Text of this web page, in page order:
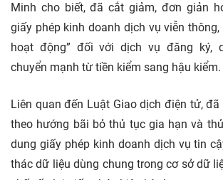
Minh cho biết, đã cắt giảm, đơn giản
giấy phép kinh doanh dịch vụ viễn thông,
hoạt động” đối với dịch vụ đăng ký,
chuyển mạnh từ tiền kiểm sang hậu kiểm.
Liên quan đến Luật Giao dịch điện tử,
theo hướng bãi bỏ thủ tục gia hạn và
dung giấy phép kinh doanh dịch vụ tin
thác dữ liệu dùng chung trong cơ sở dữ